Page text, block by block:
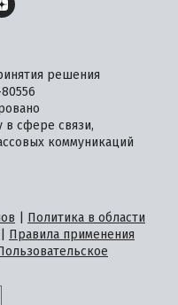
решения
в сфере связи,
коммуникаций
Политика в области
Правила применения